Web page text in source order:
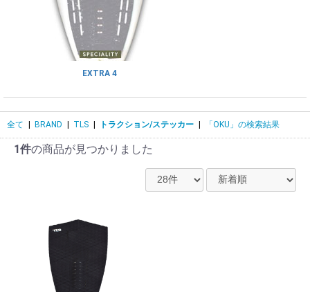
EXTRA 4
全て BRAND TLS トラクション/ステッカー 「OKU」の検索結果
1件の商品が見つかりました